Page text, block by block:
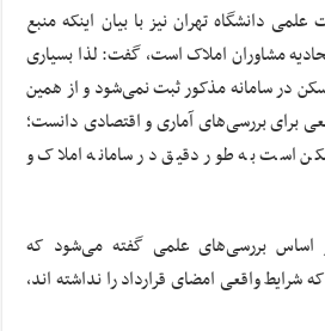
دانشگاه تهران نیز با بیان اینکه منبع
مشاوران املاک است، گفت: لذا بسیاری
در سامانه مذکور ثبت نمی‌شود و از همین
برای بررسی‌های آماری و اقتصادی دانست؛
است به طور دقیق در سامانه املاک و
اساس بررسی‌های علمی گفته می‌شود که
شرایط واقعی امضای قرارداد را نداشته اند،